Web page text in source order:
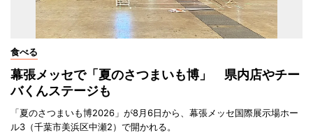
食べる
幕張メッセで「夏のさつまいも博」 県内店やチー
バくんステージも
「夏のさつまいも博2026」が8月6日から、幕張メッセ国際展示場ホー
ル3（千葉市美浜区中瀬2）で開かれる。